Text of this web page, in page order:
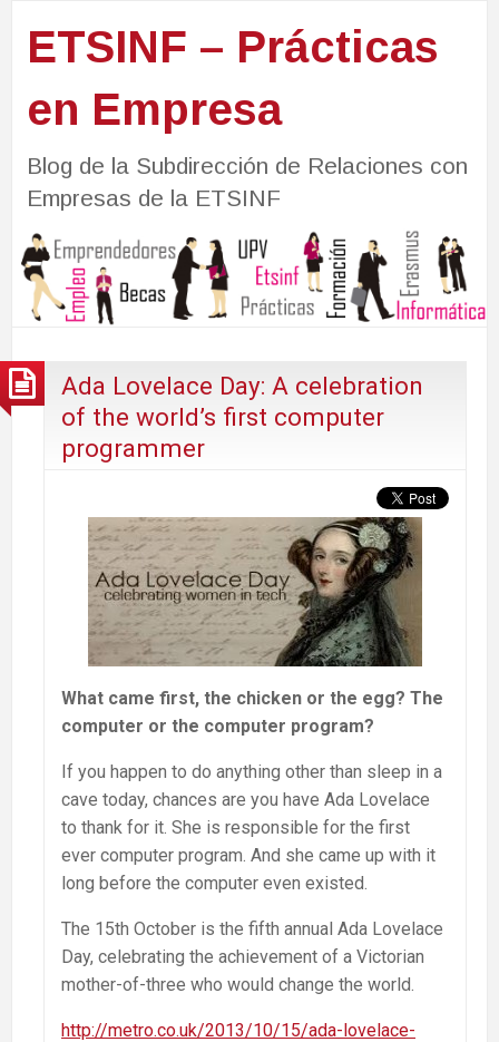
ETSINF – Prácticas
en Empresa
Blog de la Subdirección de Relaciones con
Empresas de la ETSINF
Ada Lovelace Day: A celebration
of the world’s first computer
programmer
What came first, the chicken or the egg? The
computer or the computer program?
If you happen to do anything other than sleep in a
cave today, chances are you have Ada Lovelace
to thank for it. She is responsible for the first
ever computer program. And she came up with it
long before the computer even existed.
The 15th October is the fifth annual Ada Lovelace
Day, celebrating the achievement of a Victorian
mother-of-three who would change the world.
http://metro.co.uk/2013/10/15/ada-lovelace-